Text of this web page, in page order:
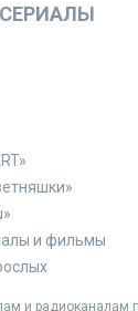
и фильмы
и радиоканалам